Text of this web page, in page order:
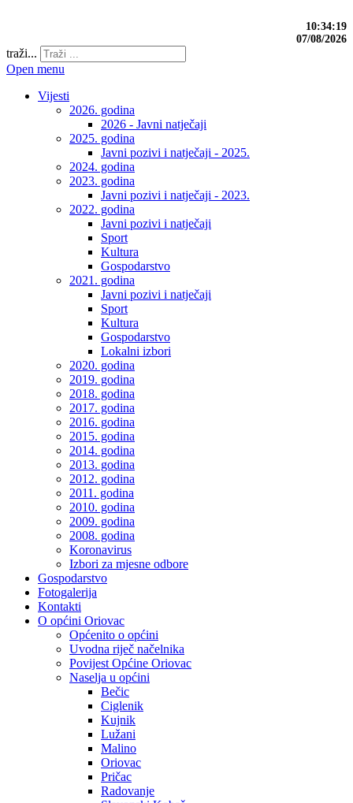
10:34:20
07/08/2026
traži...
Open menu
Vijesti
2026. godina
2026 - Javni natječaji
2025. godina
Javni pozivi i natječaji - 2025.
2024. godina
2023. godina
Javni pozivi i natječaji - 2023.
2022. godina
Javni pozivi i natječaji
Sport
Kultura
Gospodarstvo
2021. godina
Javni pozivi i natječaji
Sport
Kultura
Gospodarstvo
Lokalni izbori
2020. godina
2019. godina
2018. godina
2017. godina
2016. godina
2015. godina
2014. godina
2013. godina
2012. godina
2011. godina
2010. godina
2009. godina
2008. godina
Koronavirus
Izbori za mjesne odbore
Gospodarstvo
Fotogalerija
Kontakti
O općini Oriovac
Općenito o općini
Uvodna riječ načelnika
Povijest Općine Oriovac
Naselja u općini
Bečic
Ciglenik
Kujnik
Lužani
Malino
Oriovac
Pričac
Radovanje